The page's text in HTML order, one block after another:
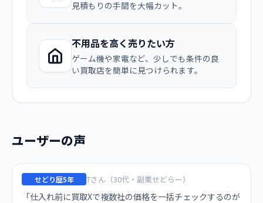
見積もりの手間を大幅カット。
不用品を高く売りたい方
ゲーム機や家電など、少しでも条件の良
い買取店を簡単に見つけられます。
ユーザーの声
せどり歴5年 Tさん（30代・副業せどらー）
「仕入れ前に買取Xで複数社の価格を一括チェックするのが